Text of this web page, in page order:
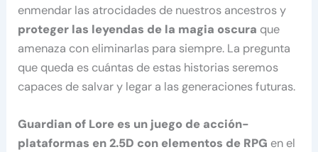
enmendar las atrocidades de nuestros ancestros y
proteger las leyendas de la magia oscura que
amenaza con eliminarlas para siempre. La pregunta
que queda es cuántas de estas historias seremos
capaces de salvar y legar a las generaciones futuras.
Guardian of Lore es un juego de acción-
plataformas en 2.5D con elementos de RPG en el